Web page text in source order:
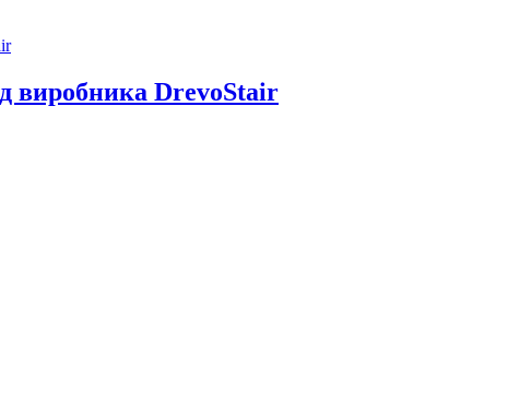
виробника DrevoStair